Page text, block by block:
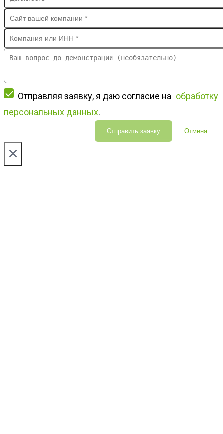
Отправляя заявку, я даю согласие на обработку
персональных данных.
Отправить заявку Отмена
×